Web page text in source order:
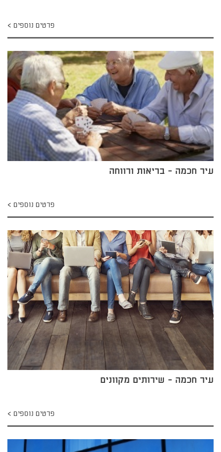
פרטים נוספים
עיר חכמה - בריאות ורווחה
פרטים נוספים
עיר חכמה - שירותים מקוונים
פרטים נוספים